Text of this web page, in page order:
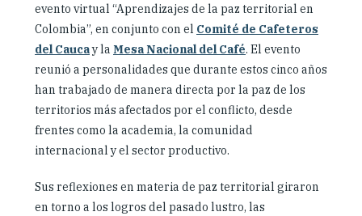
evento virtual “Aprendizajes de la paz territorial en
Colombia”, en conjunto con el Comité de Cafeteros
del Caucay la Mesa Nacional del Café. El evento
reunió a personalidades que durante estos cinco años
han trabajado de manera directa por la paz de los
territorios más afectados por el conflicto, desde
frentes como la academia, la comunidad
internacional y el sector productivo.
Sus reflexiones en materia de paz territorial giraron
en torno a los logros del pasado lustro, las